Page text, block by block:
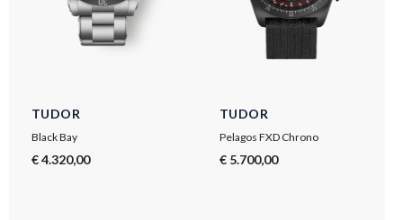
TUDOR
Black Bay
€ 4.320,00
TUDOR
Pelagos FXD Chrono
€ 5.700,00